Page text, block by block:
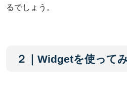
るでしょう。
２｜Widgetを使って